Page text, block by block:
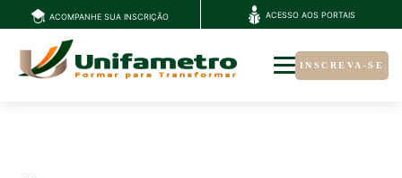
ACOMPANHE SUA INSCRIÇÃO ACESSO AOS PORTAIS
INSCREVA-SE